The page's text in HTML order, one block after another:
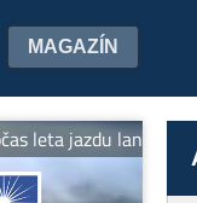
MAGAZÍN
na